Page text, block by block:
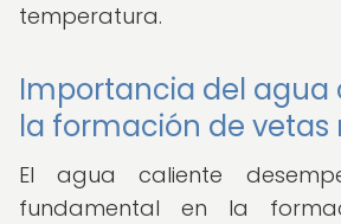
temperatura.
Importancia del agua
la formación de vetas
El agua caliente
fundamental en la